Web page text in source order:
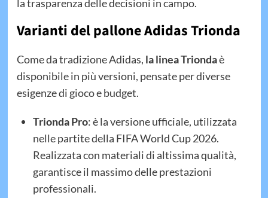
la trasparenza delle decisioni in campo.
Varianti del pallone Adidas Trionda
Come da tradizione Adidas, la linea Triondaè
disponibile in più versioni, pensate per diverse
esigenze di gioco e budget.
Trionda Pro: è la versione ufficiale, utilizzata
nelle partite della FIFA World Cup 2026.
Realizzata con materiali di altissima qualità,
garantisce il massimo delle prestazioni
professionali.